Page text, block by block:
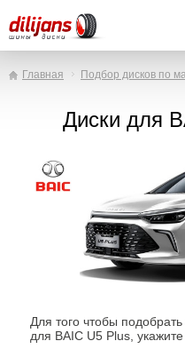
Главная Подбор дисков по
Диски для
Для того чтобы
для BAIC U5 Plus,